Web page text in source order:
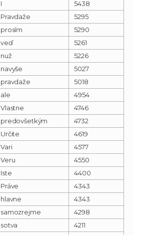
I
5438
Pravdaže
5295
prosím
5290
veď
5261
nuž
5226
navyše
5027
pravdaže
5018
ale
4954
Vlastne
4746
predovšetkým
4732
Určite
4619
Vari
4577
Veru
4550
Iste
4400
Práve
4343
hlavne
4343
samozrejme
4298
sotva
4211